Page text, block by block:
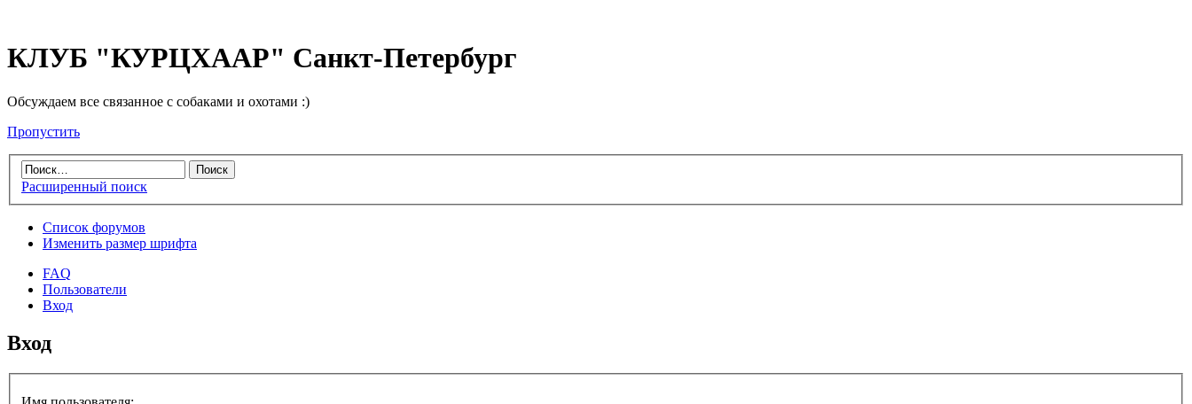
КЛУБ "КУРЦХААР" Санкт-Петербург
Обсуждаем все связанное с собаками и охотами :)
Пропустить
Расширенный поиск
Список форумов
Изменить размер шрифта
FAQ
Пользователи
Вход
Вход